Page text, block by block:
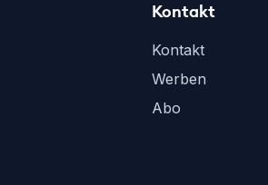
Kontakt
Kontakt
Werben
Abo